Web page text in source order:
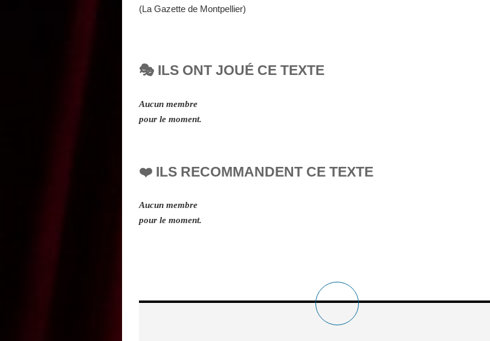
(La Gazette de Montpellier)
🎭 ILS ONT JOUÉ CE TEXTE
Aucun membre
pour le moment.
❤️ ILS RECOMMANDENT CE TEXTE
Aucun membre
pour le moment.